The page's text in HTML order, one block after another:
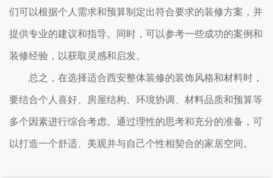
们可以根据个人需求和预算制定出符合要求的装修方案，并
提供专业的建议和指导。同时，可以参考一些成功的案例和
装修经验，以获取灵感和启发。
总之，在选择适合西安整体装修的装饰风格和材料时，
要结合个人喜好、房屋结构、环境协调、材料品质和预算等
多个因素进行综合考虑。通过理性的思考和充分的准备，可
以打造一个舒适、美观并与自己个性相契合的家居空间。